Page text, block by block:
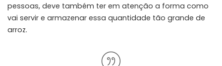
pessoas, deve também ter em atenção a forma como
vai servir e armazenar essa quantidade tão grande de
arroz.